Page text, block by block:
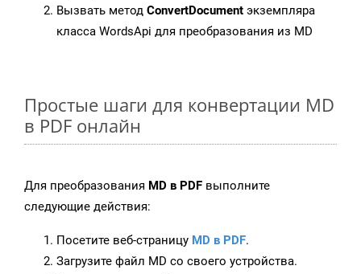
Вызвать метод ConvertDocument экземпляра
класса WordsApi для преобразования из MD
Простые шаги для конвертации MD
в PDF онлайн
Для преобразования MD в PDF выполните
следующие действия:
Посетите веб-страницу MD в PDF.
Загрузите файл MD со своего устройства.